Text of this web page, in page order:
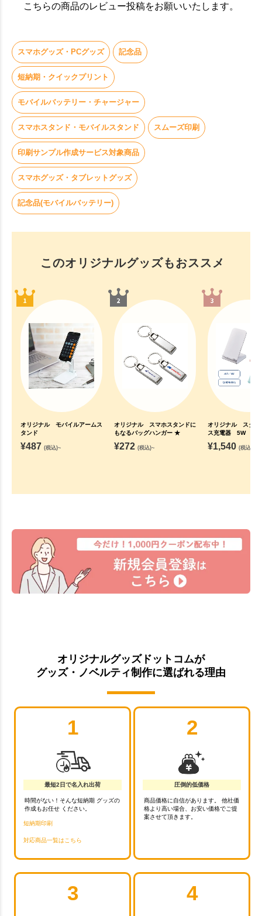
お買い物を続ける
こちらの商品のレビュー投稿をお願いいたします。
スマホグッズ・PCグッズ 記念品
短納期・クイックプリント
モバイルバッテリー・チャージャー
スマホスタンド・モバイルスタンド スムーズ印刷
印刷サンプル作成サービス対象商品
スマホグッズ・タブレットグッズ
記念品(モバイルバッテリー)
このオリジナルグッズもおススメ
オリジナル モバイルアームス
タンド
¥487 (税込)~
オリジナル スマホスタンドに
もなるバッグハンガー ★
¥272 (税込)~
オリジナル スタン
ス充電器 5W
¥1,540 (税込)~
オリジナルグッズドットコムが
グッズ・ノベルティ制作に選ばれる理由
1
最短2日で名入れ出荷
時間がない！そんな短納期 グッズの
作成もお任せ ください。
短納期印刷
対応商品一覧はこちら
2
圧倒的低価格
商品価格に自信があります。 他社価
格より高い場合、お安い価格でご提
案させて頂きます。
3 4